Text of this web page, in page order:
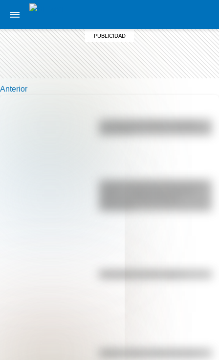
Anterior
La gran hazaña del Cruce de los